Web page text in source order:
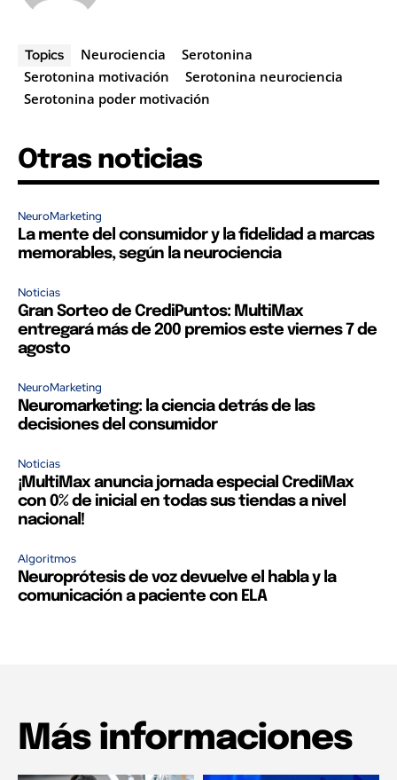
Topics Neurociencia
Serotonina
Serotonina motivación
Serotonina neurociencia
Serotonina poder motivación
Otras noticias
NeuroMarketing
La mente del consumidor y la fidelidad a marcas
memorables, según la neurociencia
Noticias
Gran Sorteo de CrediPuntos: MultiMax
entregará más de 200 premios este viernes 7 de
agosto
NeuroMarketing
Neuromarketing: la ciencia detrás de las
decisiones del consumidor
Noticias
¡MultiMax anuncia jornada especial CrediMax
con 0% de inicial en todas sus tiendas a nivel
nacional!
Algoritmos
Neuroprótesis de voz devuelve el habla y la
comunicación a paciente con ELA
Más informaciones